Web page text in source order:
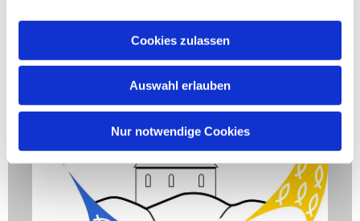
Cookies zulassen
Auswahl erlauben
Nur notwendige Cookies